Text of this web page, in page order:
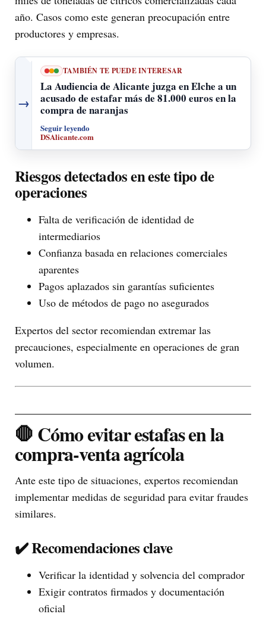
año. Casos como este generan preocupación entre
productores y empresas.
→
TAMBIÉN TE PUEDE INTERESAR
La Audiencia de Alicante juzga en Elche a un
acusado de estafar más de 81.000 euros en la
compra de naranjas
Seguir leyendo
DSAlicante.com
Riesgos detectados en este tipo de
operaciones
Falta de verificación de identidad de
intermediarios
Confianza basada en relaciones comerciales
aparentes
Pagos aplazados sin garantías suficientes
Uso de métodos de pago no asegurados
Expertos del sector recomiendan extremar las
precauciones, especialmente en operaciones de gran
volumen.
🛑 Cómo evitar estafas en la
compra-venta agrícola
Ante este tipo de situaciones, expertos recomiendan
implementar medidas de seguridad para evitar fraudes
similares.
✔️ Recomendaciones clave
Verificar la identidad y solvencia del comprador
Exigir contratos firmados y documentación
oficial